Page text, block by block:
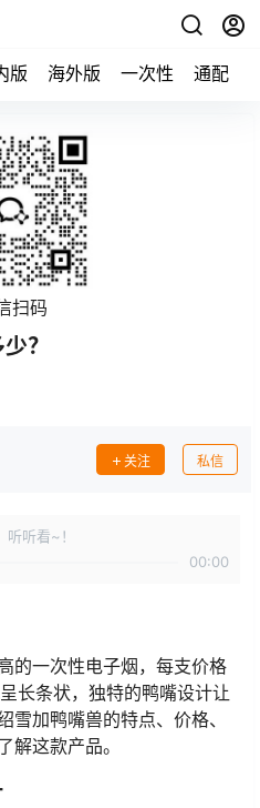
版 海外版 一次性 通配
扫码
？
关注 私信
听看~！
00:00
的一次性电子烟，每支价格
长条状，独特的鸭嘴设计让
雪加鸭嘴兽的特点、价格、
解这款产品。